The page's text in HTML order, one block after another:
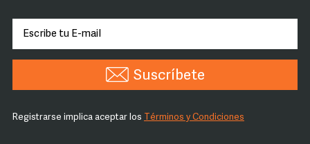
Suscríbete
Registrarse implica aceptar los Términos y Condiciones